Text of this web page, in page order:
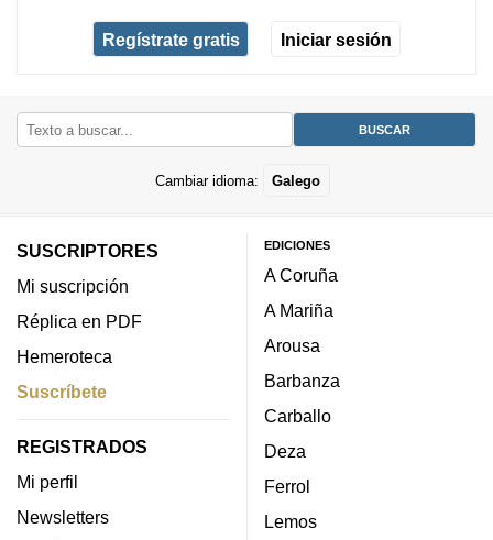
Regístrate gratis Iniciar sesión
Cambiar idioma: Galego
SUSCRIPTORES
Mi suscripción
Réplica en PDF
Hemeroteca
Suscríbete
REGISTRADOS
Mi perfil
Newsletters
EDICIONES
A Coruña
A Mariña
Arousa
Barbanza
Carballo
Deza
Ferrol
Lemos